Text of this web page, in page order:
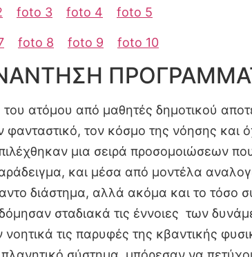
foto 3 foto 4 foto 5
foto 8 foto 9 foto 10
ατόμου από μαθητές δημοτικού
φανταστικό, τον κόσμο της νόησης και
μια σειρά προσομοιώσεων
και μέσα από μοντέλα
διάστημα, αλλά ακόμα και το τόσο
σταδιακά τις έννοιες των
τις παρυφές της κβαντικής